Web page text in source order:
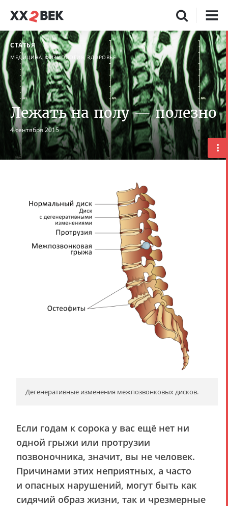
СТАТЬЯ
МЕДИЦИНА, ФИЗИОЛОГИЯ, ЗДОРОВЬЕ
Лежать на полу — полезно
4 сентября 2015
Дегенеративные изменения межпозвонковых дисков.
Если годам к сорока у вас ещё нет ни
одной грыжи или протрузии
позвоночника, значит, вы не человек.
Причинами этих неприятных, а часто
и опасных нарушений, могут быть как
сидячий образ жизни, так и чрезмерные